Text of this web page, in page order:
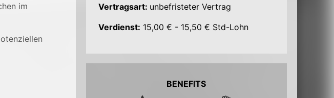
im
Vertragsart: unbefristeter Vertrag
Verdienst: 15,00 € - 15,50 € Std-Lohn
BENEFITS